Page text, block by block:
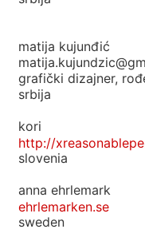
matija kujunđić
grafički dizajner,
srbija
kori
http://
slovenia
anna ehrlemark
ehrlemarken.se
sweden